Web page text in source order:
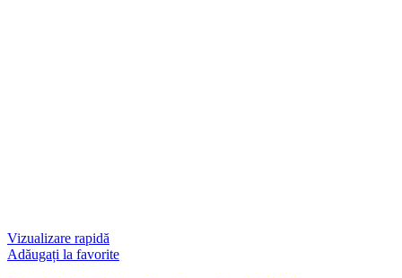
Vizualizare rapidă
Adăugați la favorite